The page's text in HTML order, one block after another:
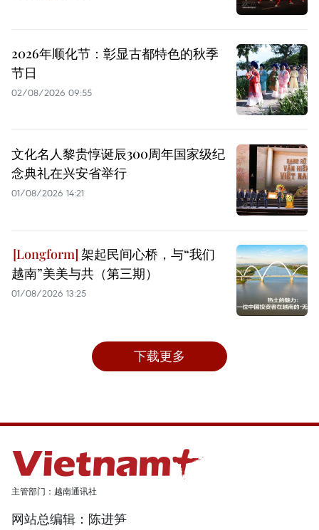
2026年顺化节：彰显古都特色的秋季
节日
02/08/2026 09:55
文化名人黎贵惇诞辰300周年国家级纪
念典礼在兴安省举行
01/08/2026 14:21
架起民间心桥，与“我们
越南”美美与共（第三期）
01/08/2026 13:25
下载更多
主管部门：越南通讯社
网站总编辑：陈进笋